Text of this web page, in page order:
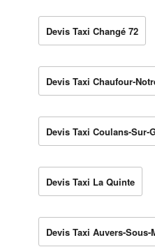
Devis Taxi Changé 72
Devis Taxi Chaufour-
Devis Taxi Coulans-Sur-
Devis Taxi La Quinte
Devis Taxi Auvers-Sous-